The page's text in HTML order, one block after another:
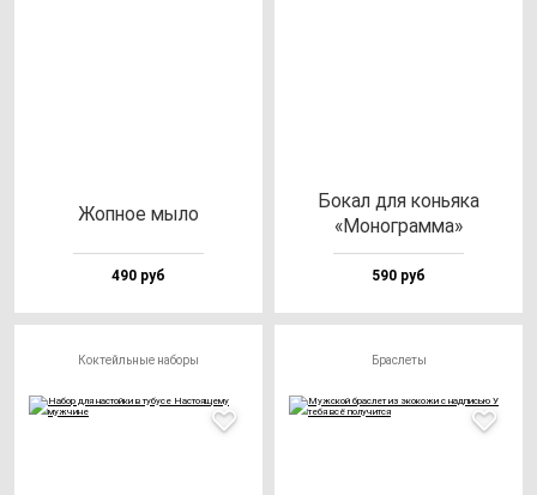
Жоп­ное мы­ло
490 руб
Бокал для конь­яка
«Моног­рам­ма»
590 руб
Коктейльные наборы Браслеты